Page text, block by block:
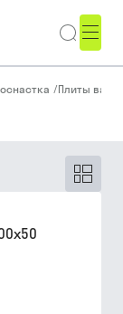
/Плиты